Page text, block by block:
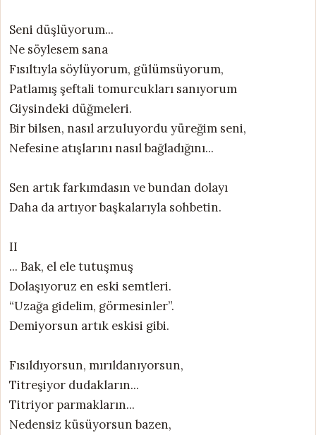
Seni düşlüyorum...
Ne söylesem sana
Fısıltıyla söylüyorum, gülümsüyorum,
Patlamış şeftali tomurcukları sanıyorum
Giysindeki düğmeleri.
Bir bilsen, nasıl arzuluyordu yüreğim seni,
Nefesine atışlarını nasıl bağladığını...
Sen artık farkımdasın ve bundan dolayı
Daha da artıyor başkalarıyla sohbetin.
II
... Bak, el ele tutuşmuş
Dolaşıyoruz en eski semtleri.
“Uzağa gidelim, görmesinler”.
Demiyorsun artık eskisi gibi.
Fısıldıyorsun, mırıldanıyorsun,
Titreşiyor dudakların...
Titriyor parmakların...
Nedensiz küsüyorsun bazen,